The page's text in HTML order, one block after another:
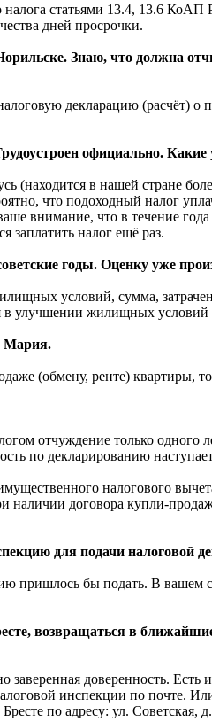
статьями 13.4, 13.6
дней просрочки.
Знаю, что должна
декларацию (расчёт)
официально.
(находится в нашей стране
что подоходный налог
внимание, что в течение
заплатить налог ещё раз.
годы. Оценку уже
условий, сумма,
улучшении жилищных условий
Мария.
(обмену, ренте) квартиры,
отчуждение только
по декларированию
налогового
договора купли-
для подачи налоговой
бы подать. В вашем
возвращаться в
доверенность.
инспекции по почте.
по адресу: ул. Советская,